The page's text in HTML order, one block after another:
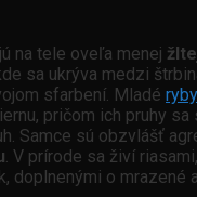
na tele oveľa menej
sa ukrýva medzi
sfarbení. Mladé ryby
pričom ich pruhy
sú obzvlášť
. V prírode sa živí
o mrazené